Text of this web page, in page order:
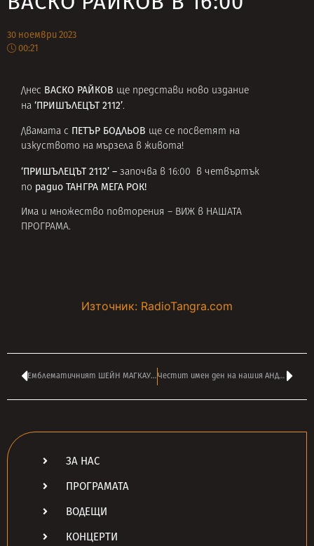
30 ноември 2023
00:21
Днес ВАСКО РАЙКОВ ще представи ново издание
на ‘ПРИШЪЛЕЦЪТ 2112’.
Двамата с ПЕТЪР БОДЛЬОВ ще се посветят на
изкуството на мързела в живота!
‘ПРИШЪЛЕЦЪТ 2112’ – започва в 16:00 в четвъртък
по радио ТАНГРА МЕГА РОК!
Има и множество повторения – ВИЖ в НАШАТА
ПРОГРАМА.
Източник: RadioTangra.com
Емблематичният ШЕЙН МАГКАУЪН от THE POGUES почина рано тази сутрин Честит имен ден на нашия АНДРЕЙ ВЛАДОВ – авторът на ‘МЕГАЧАС’
ЗА НАС
ПРОГРАМАТА
ВОДЕЩИ
КОНЦЕРТИ